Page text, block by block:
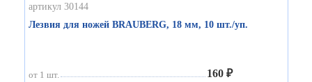
артикул 30144
Лезвия для ножей BRAUBERG, 18 мм, 10 шт./уп.
от 1 шт. 160 ₽